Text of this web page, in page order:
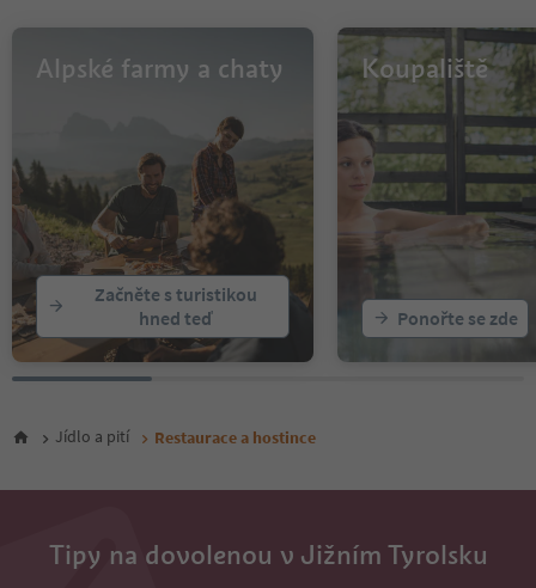
Alpské farmy a chaty
Začněte s turistikou
hned teď
Koupaliště
Ponořte se zde
Jídlo a pití Restaurace a hostince
Tipy na dovolenou v Jižním Tyrolsku